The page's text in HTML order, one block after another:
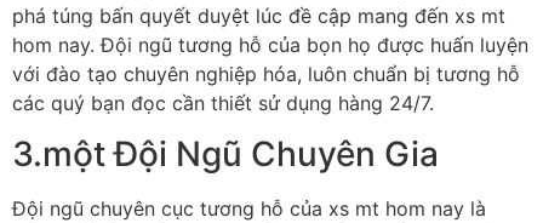
phá túng bấn quyết duyệt lúc đề cập mang đến xs mt
hom nay. Đội ngũ tương hỗ của bọn họ được huấn luyện
với đào tạo chuyên nghiệp hóa, luôn chuẩn bị tương hỗ
các quý bạn đọc cần thiết sử dụng hàng 24/7.
3.một Đội Ngũ Chuyên Gia
Đội ngũ chuyên cục tương hỗ của xs mt hom nay là